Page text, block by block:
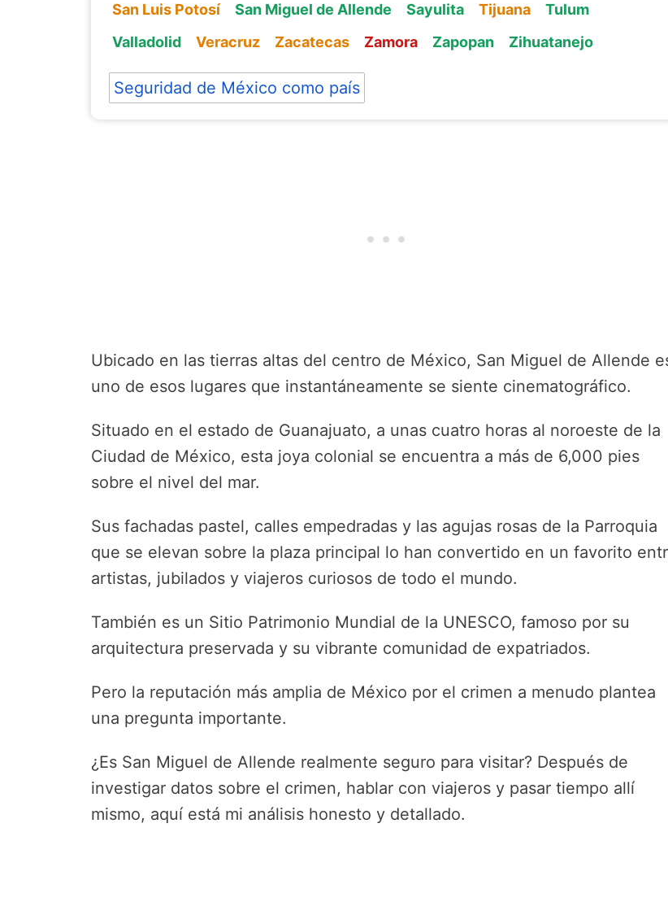
San Luis Potosí
San Miguel de Allende Sayulita Tijuana
Tulum
Valladolid
Veracruz Zacatecas Zamora Zapopan Zihuatanejo
Seguridad de México como país
Ubicado en las tierras altas del centro de México, San Miguel de Allende
uno de esos lugares que instantáneamente se siente cinematográfico.
Situado en el estado de Guanajuato, a unas cuatro horas al noroeste de la
Ciudad de México, esta joya colonial se encuentra a más de 6,000 pies
sobre el nivel del mar.
Sus fachadas pastel, calles empedradas y las agujas rosas de la Parroquia
que se elevan sobre la plaza principal lo han convertido en un favorito
artistas, jubilados y viajeros curiosos de todo el mundo.
También es un Sitio Patrimonio Mundial de la UNESCO, famoso por su
arquitectura preservada y su vibrante comunidad de expatriados.
Pero la reputación más amplia de México por el crimen a menudo plantea
una pregunta importante.
¿Es San Miguel de Allende realmente seguro para visitar? Después de
investigar datos sobre el crimen, hablar con viajeros y pasar tiempo allí
mismo, aquí está mi análisis honesto y detallado.